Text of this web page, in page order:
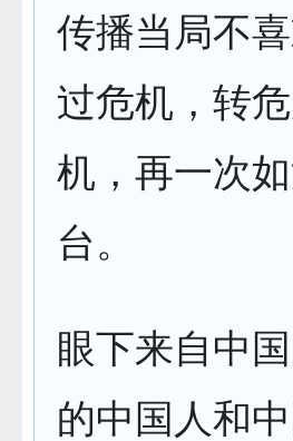
传播当局不
过危机，转
机，再一次
台。
眼下来自中
的中国人和